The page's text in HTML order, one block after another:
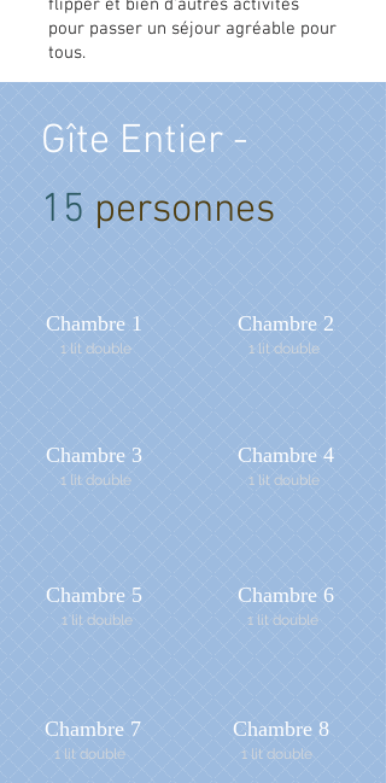
flipper et bien d'autres activités
pour passer un séjour agréable pour
tous.
Gîte Entier -
15 personnes
Chambre 1
1 lit double
Chambre 2
1 lit double
Chambre 3
1 lit double
Chambre 4
1 lit double
Chambre 5
1 lit double
Chambre 6
1 lit double
Chambre 7
1 lit double
Chambre 8
1 lit double